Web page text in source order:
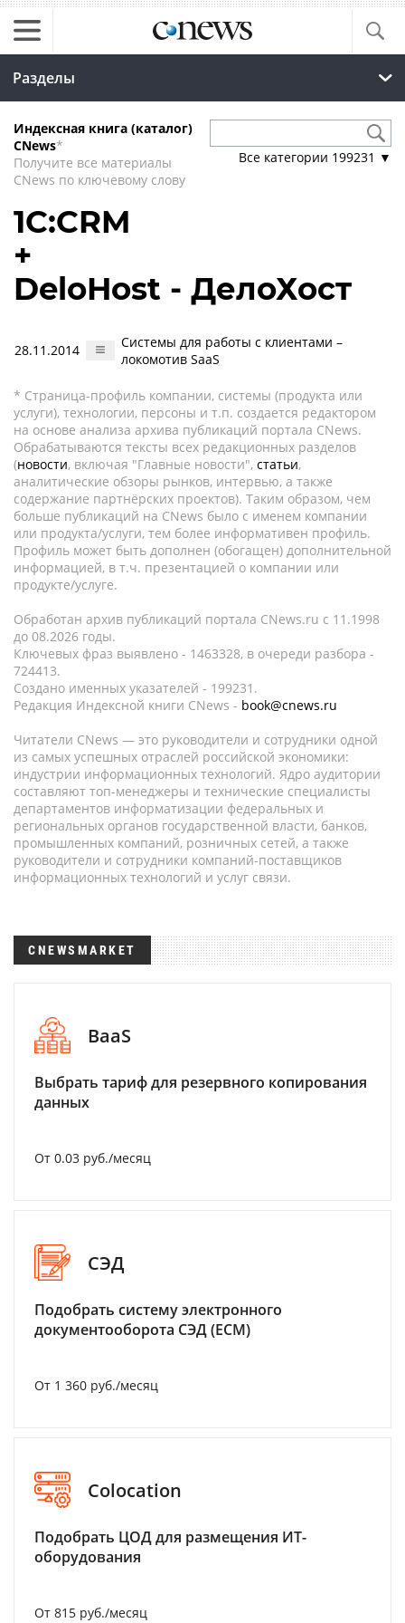
Разделы
Индексная книга (каталог)
CNews*
Получите все материалы
CNews по ключевому слову
Все категории 199231 ▼
1С:CRM
+
DeloHost - ДелоХост
28.11.2014
Системы для работы с клиентами –
локомотив SaaS
* Страница-профиль компании, системы (продукта или
услуги), технологии, персоны и т.п. создается редактором
на основе анализа архива публикаций портала CNews.
Обрабатываются тексты всех редакционных разделов
(новости, включая "Главные новости", статьи,
аналитические обзоры рынков, интервью, а также
содержание партнёрских проектов). Таким образом, чем
больше публикаций на CNews было с именем компании
или продукта/услуги, тем более информативен профиль.
Профиль может быть дополнен (обогащен) дополнительной
информацией, в т.ч. презентацией о компании или
продукте/услуге.
Обработан архив публикаций портала CNews.ru c 11.1998
до 08.2026 годы.
Ключевых фраз выявлено - 1463328, в очереди разбора -
724413.
Создано именных указателей - 199231.
Редакция Индексной книги CNews - book@cnews.ru
Читатели CNews — это руководители и сотрудники одной
из самых успешных отраслей российской экономики:
индустрии информационных технологий. Ядро аудитории
составляют топ-менеджеры и технические специалисты
департаментов информатизации федеральных и
региональных органов государственной власти, банков,
промышленных компаний, розничных сетей, а также
руководители и сотрудники компаний-поставщиков
информационных технологий и услуг связи.
CNEWSMARKET
BaaS
Выбрать тариф для резервного копирования
данных
От 0.03 руб./месяц
СЭД
Подобрать систему электронного
документооборота СЭД (ECM)
От 1 360 руб./месяц
Colocation
Подобрать ЦОД для размещения ИТ-
оборудования
От 815 руб./месяц